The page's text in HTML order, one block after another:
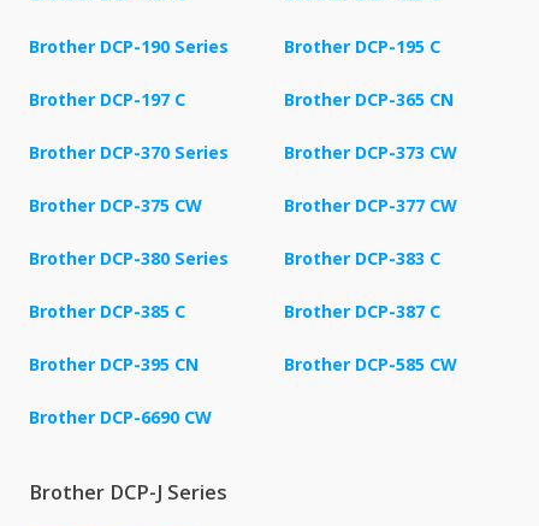
Brother DCP-190 Series Brother DCP-195 C
Brother DCP-197 C Brother DCP-365 CN
Brother DCP-370 Series Brother DCP-373 CW
Brother DCP-375 CW Brother DCP-377 CW
Brother DCP-380 Series Brother DCP-383 C
Brother DCP-385 C Brother DCP-387 C
Brother DCP-395 CN Brother DCP-585 CW
Brother DCP-6690 CW
Brother DCP-J Series